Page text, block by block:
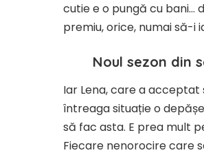
cutie e o pungă cu bani…
premiu, orice, numai să-i
Noul sezon din
Iar Lena, care a acceptat
întreaga situație o
să fac asta. E prea mult
Fiecare nenorocire care